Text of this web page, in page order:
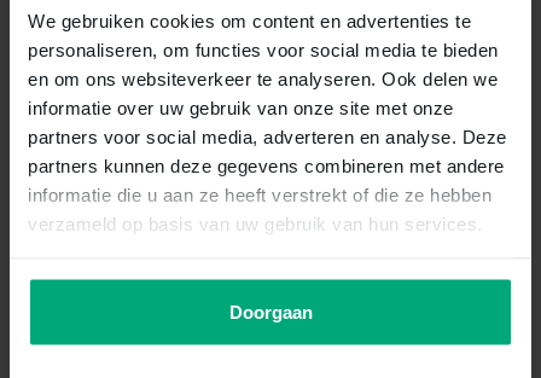
We gebruiken cookies om content en advertenties te
personaliseren, om functies voor social media te bieden
en om ons websiteverkeer te analyseren. Ook delen we
informatie over uw gebruik van onze site met onze
partners voor social media, adverteren en analyse. Deze
partners kunnen deze gegevens combineren met andere
informatie die u aan ze heeft verstrekt of die ze hebben
verzameld op basis van uw gebruik van hun services.
Doorgaan